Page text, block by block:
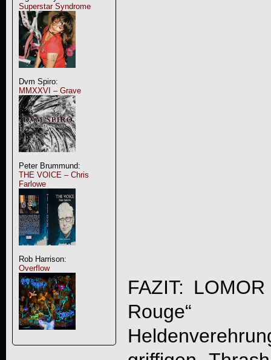
Superstar Syndrome
Dvm Spiro:
MMXXVI – Grave
Peter Brummund:
THE VOICE – Chris
Farlowe
Rob Harrison:
Overflow
FAZIT: LOMOR
Rouge“